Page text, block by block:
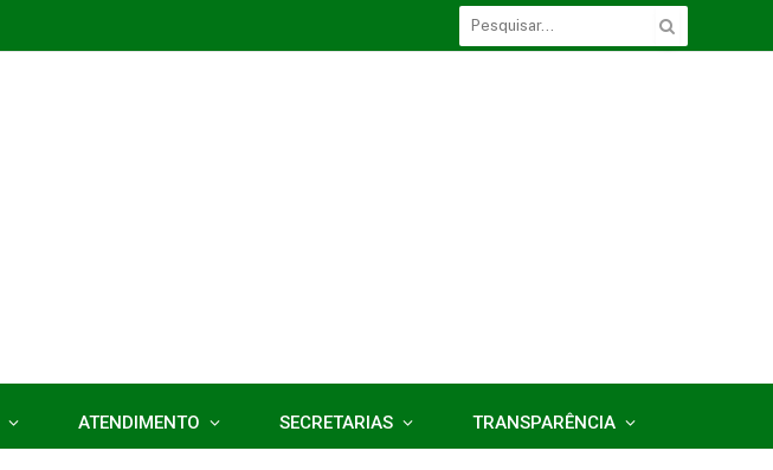
ATENDIMENTO SECRETARIAS TRANSPARÊNCIA